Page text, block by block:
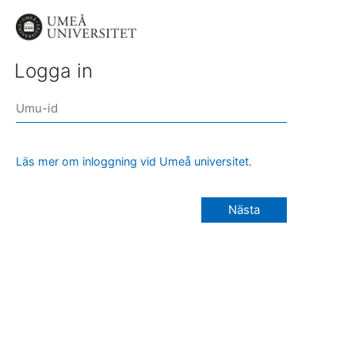
Logga in
Läs mer om inloggning vid Umeå universitet.
Nästa